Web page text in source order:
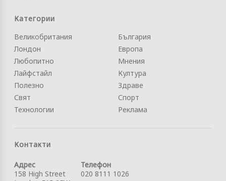
Категории
Великобритания
Лондон
Любопитно
Лайфстайл
Полезно
Свят
Технологии
България
Европа
Мнения
Култура
Здраве
Спорт
Реклама
Контакти
Адрес
158 High Street
Телефон
020 8111 1026